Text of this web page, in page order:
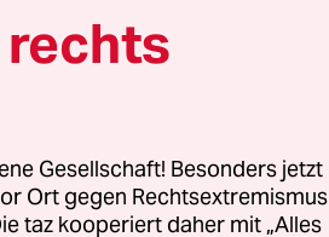
Gesellschaft! Besonders jetzt
Ort gegen Rechtsextremismus
taz kooperiert daher mit „Alles